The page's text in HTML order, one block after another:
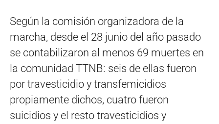
Según la comisión organizadora de la
marcha, desde el 28 junio del año pasado
se contabilizaron al menos 69 muertes en
la comunidad TTNB: seis de ellas fueron
por travesticidio y transfemicidios
propiamente dichos, cuatro fueron
suicidios y el resto travesticidios y